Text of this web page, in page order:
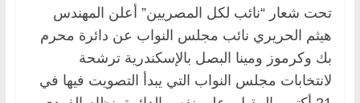
تحت شعار “نائب لكل المصريين” أعلن المهندس
هيثم الحريري نائب مجلس النواب عن دائرة محرم
بك وكرموز ومينا البصل بالإسكندرية ترشحة
لانتخابات مجلس النواب التي يبدأ التصويت فيها في